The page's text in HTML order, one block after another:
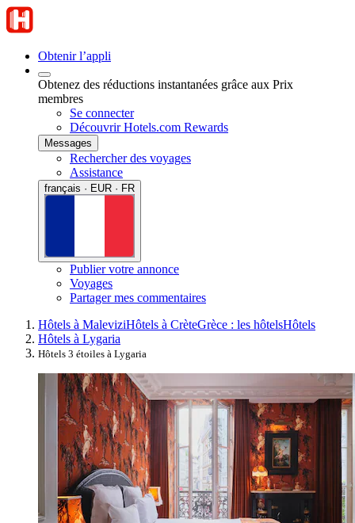
Obtenir l’appli
Obtenez des réductions instantanées grâce aux Prix
membres
Se connecter
Découvrir Hotels.com Rewards
Messages
Rechercher des voyages
Assistance
français · EUR · FR
Publier votre annonce
Voyages
Partager mes commentaires
Hôtels à MaleviziHôtels à CrèteGrèce : les hôtelsHôtels
Hôtels à Lygaria
Hôtels 3 étoiles à Lygaria